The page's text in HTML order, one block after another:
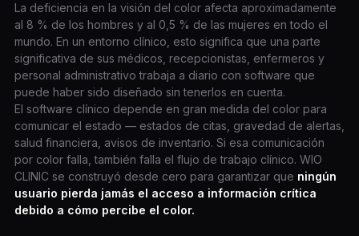
La deficiencia en la visión del color afecta aproximadamente
al 8 % de los hombres y al 0,5 % de las mujeres en todo el
mundo. En un entorno clínico, esto significa que una parte
significativa de sus médicos, recepcionistas, enfermeros y
personal administrativo trabaja a diario con software que
puede haber sido diseñado sin tenerlos en cuenta.
El software clínico depende en gran medida del color para
comunicar el estado — estados de citas, gravedad de alertas,
salud financiera, avisos de inventario. Si esa comunicación
por color falla, también falla el flujo de trabajo clínico. WIO
CLINIC se construyó desde cero para garantizar que ningún
usuario pierda jamás el acceso a información crítica
debido a cómo percibe el color.